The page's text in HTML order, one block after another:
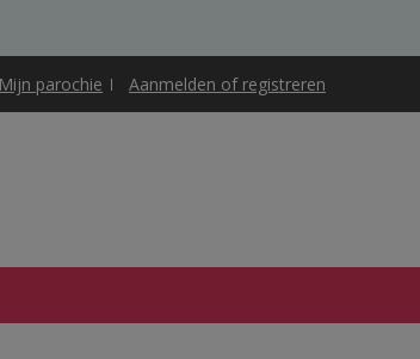
Mijn parochie Aanmelden of registreren